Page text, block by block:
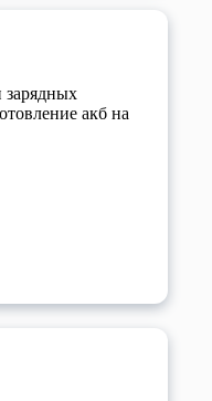
зарядных
акб на